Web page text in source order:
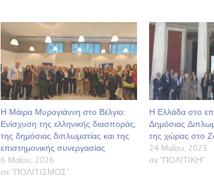
Η Μάιρα Μυρογιάννη στο Βέλγιο:
Ενίσχυση της ελληνικής διασποράς,
της δημόσιας διπλωματίας και της
επιστημονικής συνεργασίας
6 Μαΐου, 2026
σε "ΠΟΛΙΤΙΣΜΟΣ"
Η Ελλάδα στο
Δημόσιας
της χώρας στο
24 Μαΐου, 2025
σε "ΠΟΛΙΤΙΚΗ"